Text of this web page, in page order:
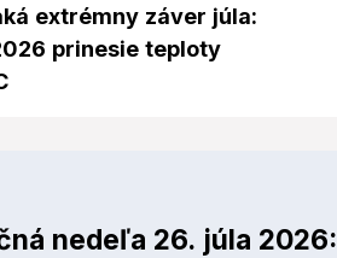
extrémny záver júla:
prinesie teploty
nedeľa 26. júla 2026: